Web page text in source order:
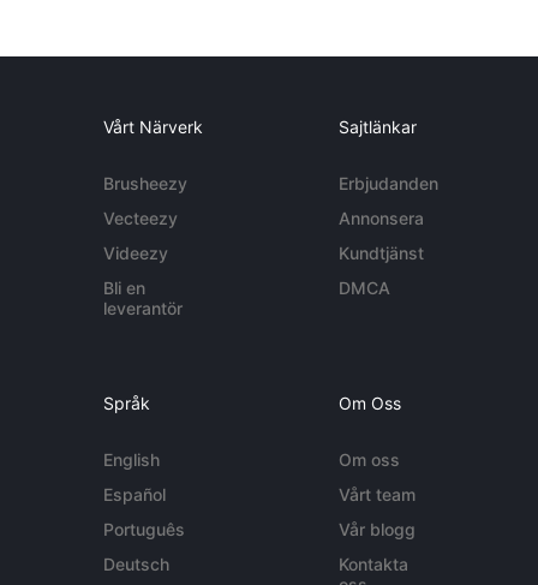
Vårt Närverk
Brusheezy
Vecteezy
Videezy
Bli en
leverantör
Sajtlänkar
Erbjudanden
Annonsera
Kundtjänst
DMCA
Språk
English
Español
Português
Deutsch
Om Oss
Om oss
Vårt team
Vår blogg
Kontakta